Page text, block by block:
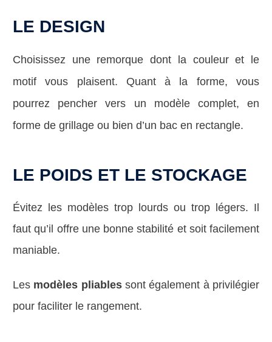
LE DESIGN
Choisissez une remorque dont la couleur et le
motif vous plaisent. Quant à la forme, vous
pourrez pencher vers un modèle complet, en
forme de grillage ou bien d’un bac en rectangle.
LE POIDS ET LE STOCKAGE
Évitez les modèles trop lourds ou trop légers. Il
faut qu’il offre une bonne stabilité et soit facilement
maniable.
Les modèles pliables sont également à privilégier
pour faciliter le rangement.